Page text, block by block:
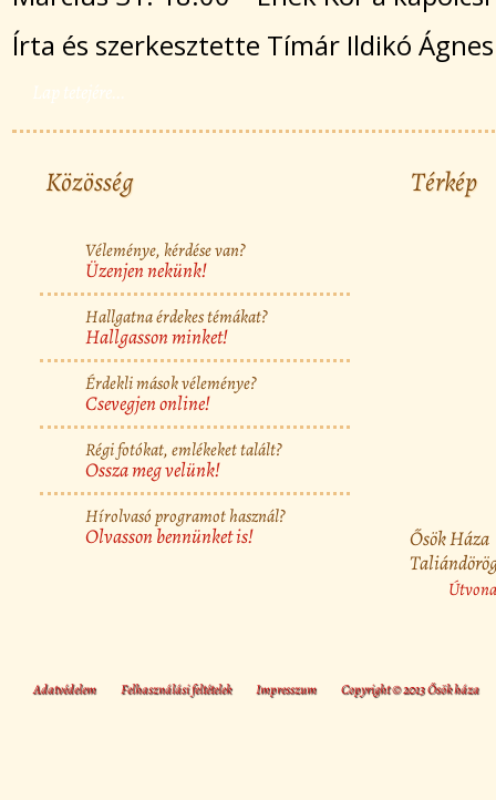
Írta és szerkesztette Tímár Ildikó Ágnes
Lap tetejére...
Közösség
Véleménye, kérdése van?
Üzenjen nekünk!
Hallgatna érdekes témákat?
Hallgasson minket!
Érdekli mások véleménye?
Csevegjen online!
Régi fotókat, emlékeket talált?
Ossza meg velünk!
Hírolvasó programot használ?
Olvasson bennünket is!
Térkép
Ősök Háza
Adatvédelem Felhasználási feltételek Impresszum Copyright © 2013 Ősök háza